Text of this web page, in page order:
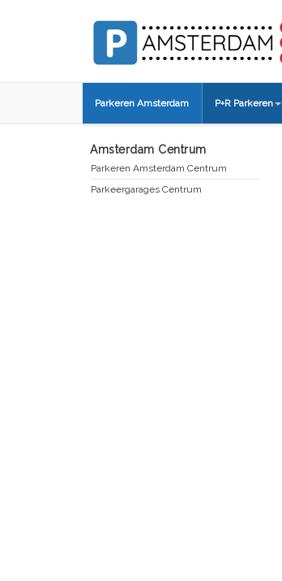
Parkeren Amsterdam P+R Parkeren
Amsterdam Centrum
Parkeren Amsterdam Centrum
Parkeergarages Centrum